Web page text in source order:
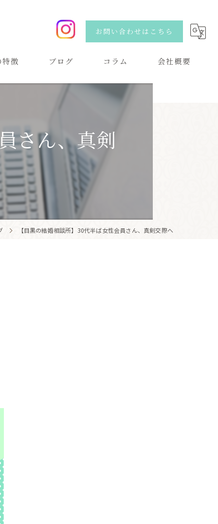
お問い合わせはこちら
特徴 ブログ コラム 会社概要
さん、真剣
【目黒の結婚相談所】30代半ば女性会員さん、真剣交際へ